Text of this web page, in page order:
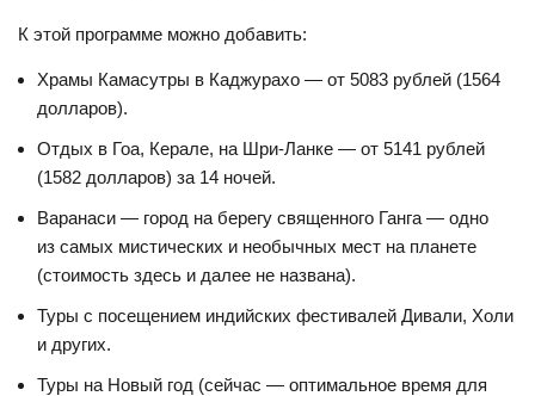
К этой программе можно добавить:
Храмы Камасутры в Каджурахо — от 5083 рублей (1564
долларов).
Отдых в Гоа, Керале, на Шри-Ланке — от 5141 рублей
(1582 долларов) за 14 ночей.
Варанаси — город на берегу священного Ганга — одно
из самых мистических и необычных мест на планете
(стоимость здесь и далее не названа).
Туры с посещением индийских фестивалей Дивали, Холи
и других.
Туры на Новый год (сейчас — оптимальное время для